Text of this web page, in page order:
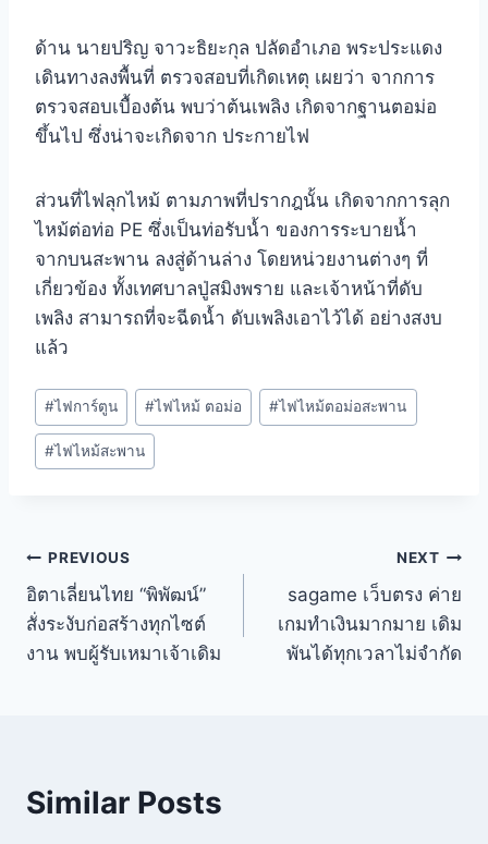
ด้าน นายปริญ จาวะธิยะกุล ปลัดอำเภอ พระประแดง
เดินทางลงพื้นที่ ตรวจสอบที่เกิดเหตุ เผยว่า จากการ
ตรวจสอบเบื้องต้น พบว่าต้นเพลิง เกิดจากฐานตอม่อ
ขึ้นไป ซึ่งน่าจะเกิดจาก ประกายไฟ
ส่วนที่ไฟลุกไหม้ ตามภาพที่ปรากฎนั้น เกิดจากการลุก
ไหม้ต่อท่อ PE ซึ่งเป็นท่อรับน้ำ ของการระบายน้ำ
จากบนสะพาน ลงสู่ด้านล่าง โดยหน่วยงานต่างๆ ที่
เกี่ยวข้อง ทั้งเทศบาลปู่สมิงพราย และเจ้าหน้าที่ดับ
เพลิง สามารถที่จะฉีดน้ำ ดับเพลิงเอาไว้ได้ อย่างสงบ
แล้ว
#ไฟการ์ตูน #ไฟไหม้ ตอม่อ #ไฟไหม้ตอม่อสะพาน
#ไฟไหม้สะพาน
PREVIOUS
อิตาเลี่ยนไทย “พิพัฒน์”
สั่งระงับก่อสร้างทุกไซต์
งาน พบผู้รับเหมาเจ้าเดิม
NEXT
sagame เว็บตรง ค่าย
เกมทำเงินมากมาย เดิม
พันได้ทุกเวลาไม่จำกัด
Similar Posts